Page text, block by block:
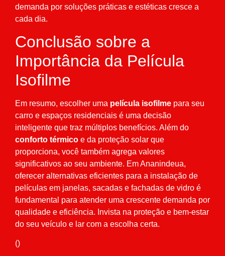
demanda por soluções práticas e estéticas cresce a
cada dia.
Conclusão sobre a
Importância da Película
Isofilme
Em resumo, escolher uma película isofilme para seu
carro e espaços residenciais é uma decisão
inteligente que traz múltiplos benefícios. Além do
conforto térmico e da proteção solar que
proporciona, você também agrega valores
significativos ao seu ambiente. Em Ananindeua,
oferecer alternativas eficientes para a instalação de
películas em janelas, sacadas e fachadas de vidro é
fundamental para atender uma crescente demanda por
qualidade e eficiência. Invista na proteção e bem-estar
do seu veículo e lar com a escolha certa.
()